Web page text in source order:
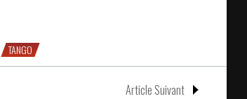
TANGO
Article Suivant